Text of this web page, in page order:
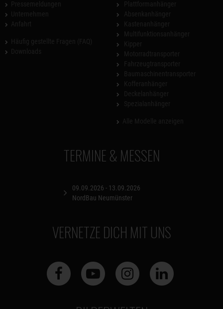
TERMINE & MESSEN
09.09.2026 - 13.09.2026
NordBau Neumünster
VERNETZE DICH MIT UNS